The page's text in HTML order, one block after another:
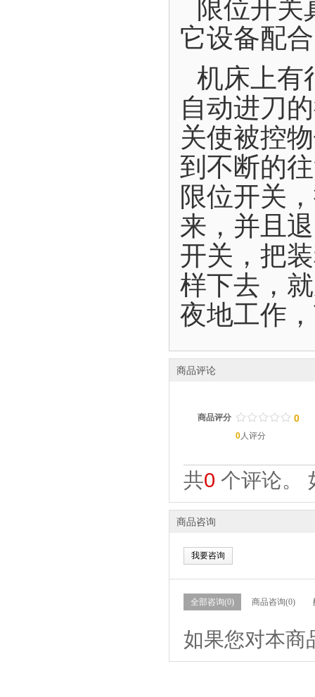
限位开关
它设备配
机床上有
自动进刀
关使被控
到不断的
限位开关
来，并且
开关，把
样下去，
夜地工作
商品评论
商品评分 / / / / /
. . . . . 0
0人评分
共0 个评论。
商品咨询
我要咨询
全部咨询(0) 商品咨询(0)
如果您对本商